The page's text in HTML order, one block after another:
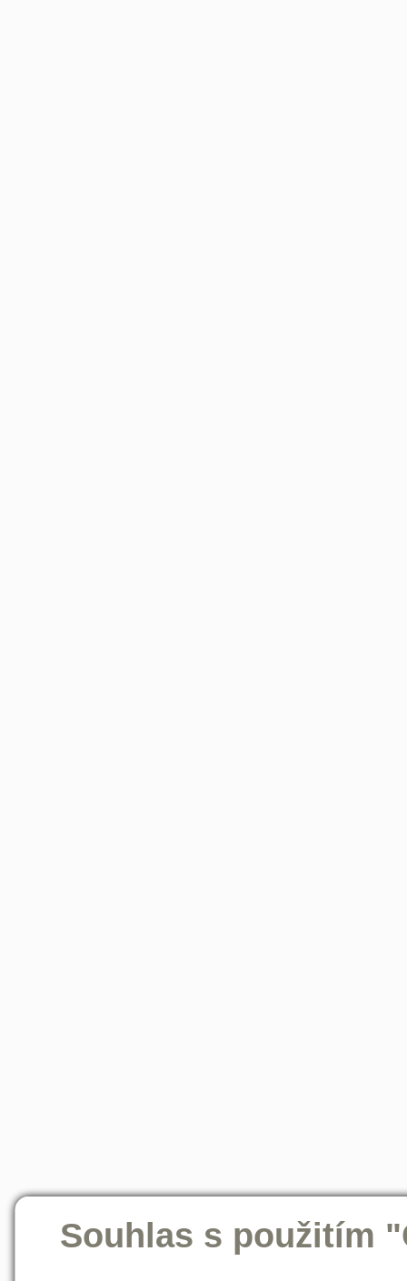
Souhlas s použitím